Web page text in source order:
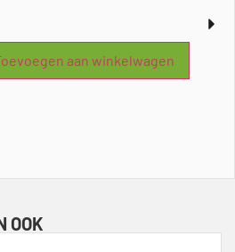
aan winkelwagen
OOK